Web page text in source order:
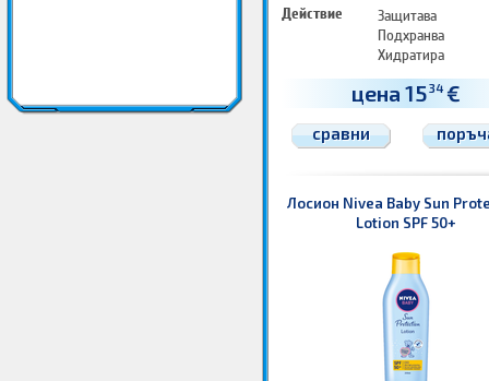
Действие
Защитава
Подхранва
Хидратира
цена 1534 €
сравни
Лосион Nivea Baby Sun
Lotion SPF 50+